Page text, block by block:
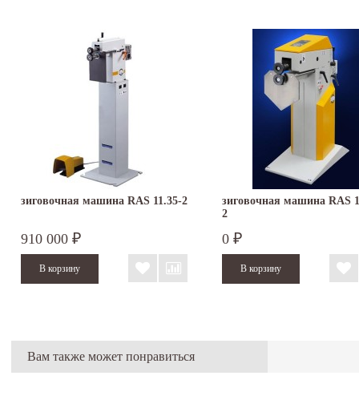
зиговочная машина RAS 11.35-2
910 000 ₽
зиговочная машина RAS
2
0 ₽
Вам также может понравиться